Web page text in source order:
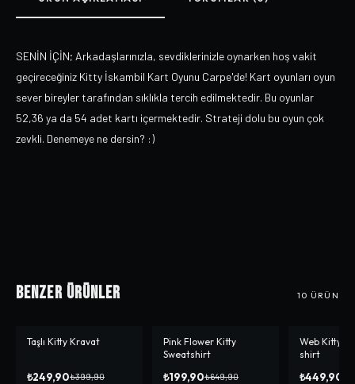
SENİN İÇİN; Arkadaşlarınızla, sevdiklerinizle oynarken hoş vakit
geçireceğiniz Kitty İskambil Kart Oyunu Carpe'de! Kart oyunları oyun
sever bireyler tarafından sıklıkla tercih edilmektedir. Bu oyunlar
52,36 ya da 54 adet kartı içermektedir. Strateji dolu bu oyun çok
zevkli. Denemeye ne dersin? :)
Benzer Ürünler 10 ÜRÜN
-% 38
Taşlı Kitty Kravat
₺249,90₺399,90
-% 69
Pink Flower Kitty
Sweatshirt
₺199,90₺649,90
-%10
Web Kitty
shirt
₺449,90